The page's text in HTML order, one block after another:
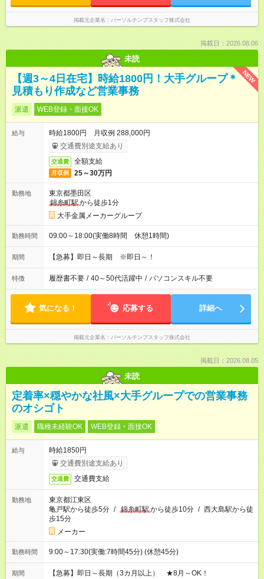
掲載元企業名 パーソルテンプスタッフ株式会社
掲載日：2026.08.06
未読
NEW
【週3～4日在宅】時給1800円！大手グループ＊
見積もり作成など営業事務
派遣 WEB登録・面接OK
給与
時給1800円 月収例 288,000円
交通費別途支給あり
交通費 全額支給
月収例 25～30万円
勤務地
東京都墨田区
錦糸町駅から徒歩1分
大手金属メーカーグループ
勤務時間 09:00～18:00(実働8時間 休憩1時間)
期間 【急募】即日～長期 ※即日～！
特徴 履歴書不要 / 40～50代活躍中 / パソコンスキル不要
気になる！ 応募する 詳細へ
掲載元企業名 パーソルテンプスタッフ株式会社
掲載日：2026.08.05
未読
定着率×穏やかな社風×大手グループでの営業事務
のオシゴト
派遣 職種未経験OK WEB登録・面接OK
給与
時給1850円
交通費別途支給あり
交通費 交通費支給
勤務地
東京都江東区
亀戸駅から徒歩5分 / 錦糸町駅から徒歩10分 / 西大島駅から徒
歩15分
メーカー
勤務時間 9:00～17:30(実働:7時間45分) (休憩45分)
期間 【急募】即日～長期（3カ月以上） ★8月～OK！